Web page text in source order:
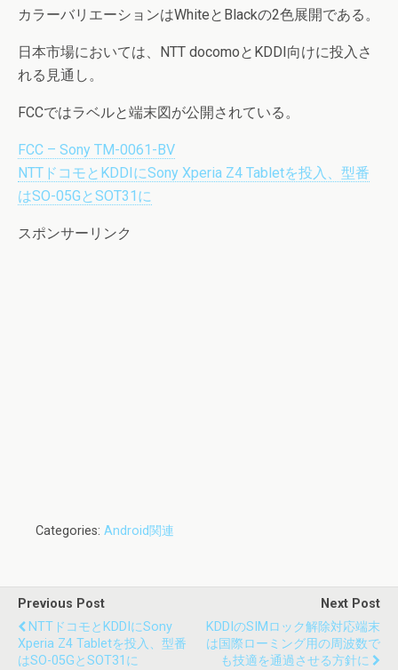
カラーバリエーションはWhiteとBlackの2色展開である。
日本市場においては、NTT docomoとKDDI向けに投入さ
れる見通し。
FCCではラベルと端末図が公開されている。
FCC – Sony TM-0061-BV
NTTドコモとKDDIにSony Xperia Z4 Tabletを投入、型番
はSO-05GとSOT31に
スポンサーリンク
Categories: Android関連
Previous Post
NTTドコモとKDDIにSony
Xperia Z4 Tabletを投入、型番
はSO-05GとSOT31に
Next Post
KDDIのSIMロック解除対応端末
は国際ローミング用の周波数で
も技適を通過させる方針に